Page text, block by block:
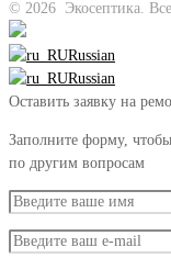
© 2026 Экосептика.
Russian
Russian
Оставить заявку на
Заполните форму,
по другим вопросам